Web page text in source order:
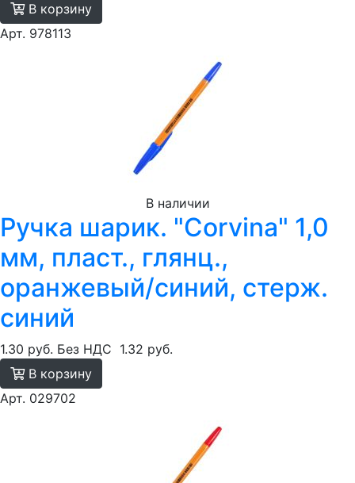
В корзину
Арт. 978113
В наличии
Ручка шарик. "Corvina" 1,0
мм, пласт., глянц.,
оранжевый/синий, стерж.
синий
1.30 руб. Без НДС 1.32 руб.
В корзину
Арт. 029702